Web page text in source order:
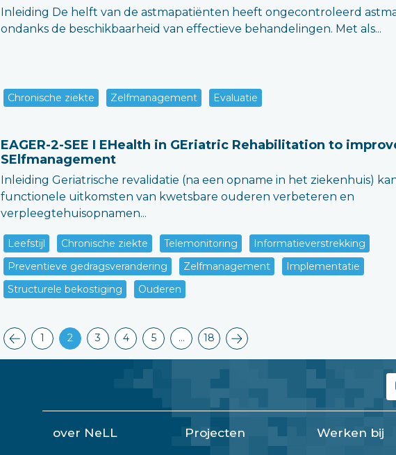
Inleiding De helft van de astmapatiënten heeft ongecontroleerd
ondanks de beschikbaarheid van effectieve behandelingen. Met als...
Chronische ziekte Zelfmanagement Evaluatie
EAGER-2-SEE I EHealth in GEriatric Rehabilitation to
SElfmanagement
Inleiding Geriatrische revalidatie (na een opname in het ziekenhuis)
functionele uitkomsten van kwetsbare ouderen verbeteren en
verpleegtehuisopnamen...
Leefstijl Chronische ziekte Telemonitoring
Informatieverstrekking
Preventieve gedragsverandering
Zelfmanagement
Implementatie
Structurele bekostiging
Ouderen
1 2 3 4 5 … 18
over NeLL Projecten Werken bij